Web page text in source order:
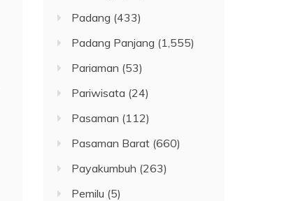
Padang (433)
Padang Panjang (1,555)
Pariaman (53)
Pariwisata (24)
Pasaman (112)
Pasaman Barat (660)
Payakumbuh (263)
Pemilu (5)